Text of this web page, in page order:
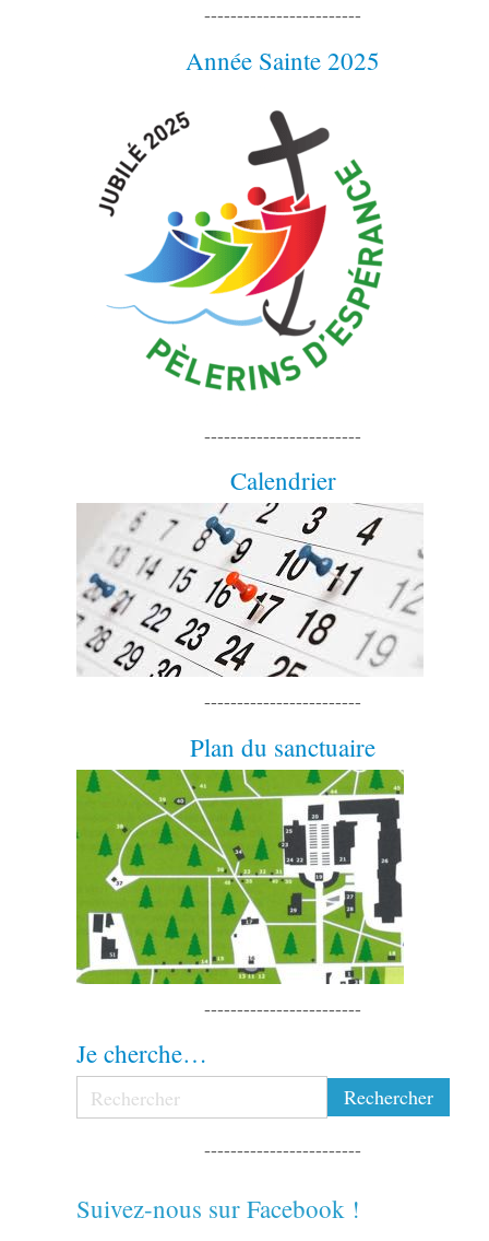
------------------------
Année Sainte 2025
------------------------
Calendrier
------------------------
Plan du sanctuaire
------------------------
Je cherche…
------------------------
Suivez-nous sur Facebook !